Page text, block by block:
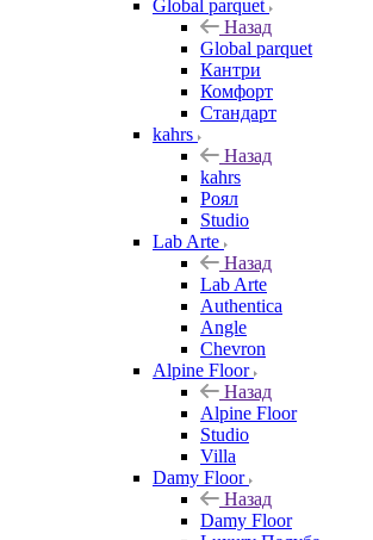
Global parquet
Назад
Global parquet
Кантри
Комфорт
Стандарт
kahrs
Назад
kahrs
Роял
Studio
Lab Arte
Назад
Lab Arte
Authentica
Angle
Chevron
Alpine Floor
Назад
Alpine Floor
Studio
Villa
Damy Floor
Назад
Damy Floor